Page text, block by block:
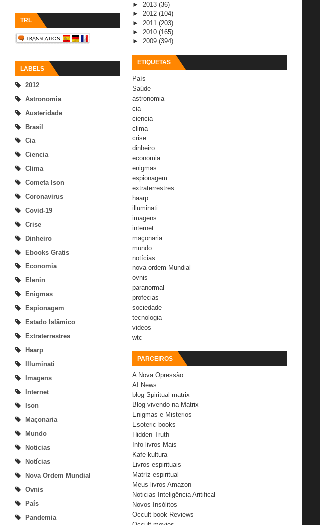
TRL
LABELS
2012
Astronomia
Austeridade
Brasil
Cia
Ciencia
Clima
Cometa Ison
Coronavirus
Covid-19
Crise
Dinheiro
Ebooks Gratis
Economia
Elenin
Enigmas
Espionagem
Estado Islâmico
Extraterrestres
Haarp
Illuminati
Imagens
Internet
Ison
Maçonaria
Mundo
Noticias
Notícias
Nova Ordem Mundial
Ovnis
País
Pandemia
► 2013 (36)
► 2012 (104)
► 2011 (203)
► 2010 (165)
► 2009 (394)
ETIQUETAS
País
Saúde
astronomia
cia
ciencia
clima
crise
dinheiro
economia
enigmas
espionagem
extraterrestres
haarp
illuminati
imagens
internet
maçonaria
mundo
notícias
nova ordem Mundial
ovnis
paranormal
profecias
sociedade
tecnologia
videos
wtc
PARCEIROS
A Nova Opressão
AI News
blog Spiritual matrix
Blog vivendo na Matrix
Enigmas e Misterios
Esoteric books
Hidden Truth
Info livros Mais
Kafe kultura
Livros espirituais
Matríz espiritual
Meus livros Amazon
Noticias Inteligência Aritifical
Novos Insólitos
Occult book Reviews